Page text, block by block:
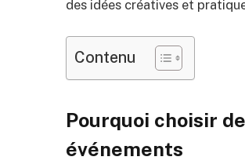
des idées créatives et
Contenu
Pourquoi choisir
événements